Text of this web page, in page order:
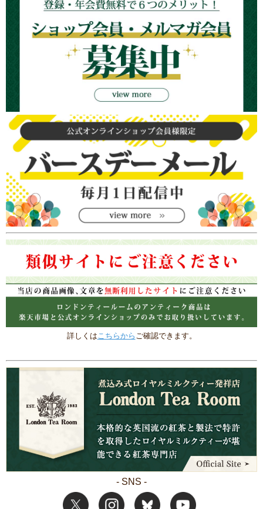
詳しくは こちらから ご確認できます。
- SNS -